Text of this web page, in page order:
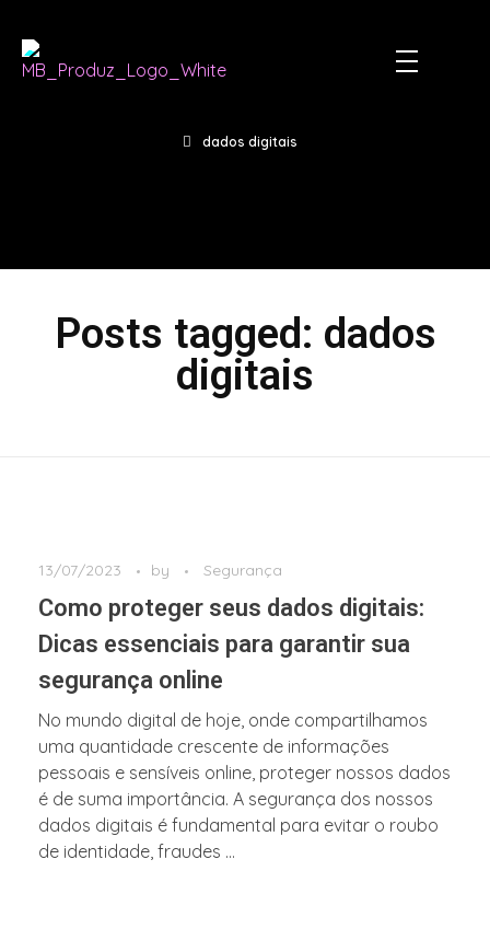
dados digitais
Posts tagged: dados
digitais
13/07/2023 by Segurança
Como proteger seus dados digitais:
Dicas essenciais para garantir sua
segurança online
No mundo digital de hoje, onde compartilhamos
uma quantidade crescente de informações
pessoais e sensíveis online, proteger nossos dados
é de suma importância. A segurança dos nossos
dados digitais é fundamental para evitar o roubo
de identidade, fraudes ...